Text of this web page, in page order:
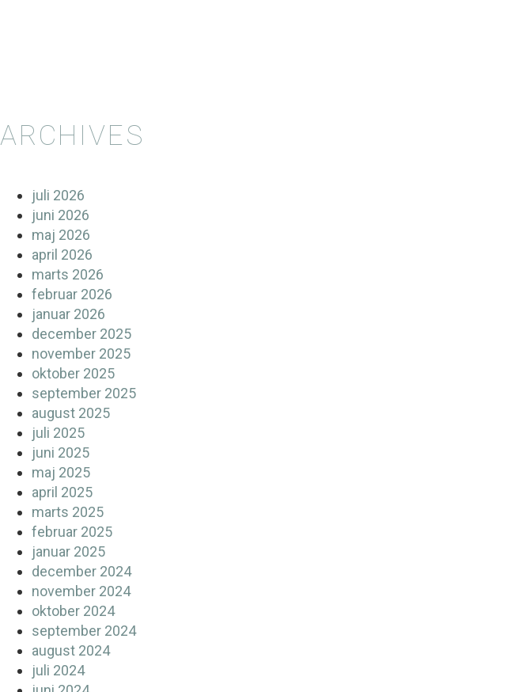
ARCHIVES
juli 2026
juni 2026
maj 2026
april 2026
marts 2026
februar 2026
januar 2026
december 2025
november 2025
oktober 2025
september 2025
august 2025
juli 2025
juni 2025
maj 2025
april 2025
marts 2025
februar 2025
januar 2025
december 2024
november 2024
oktober 2024
september 2024
august 2024
juli 2024